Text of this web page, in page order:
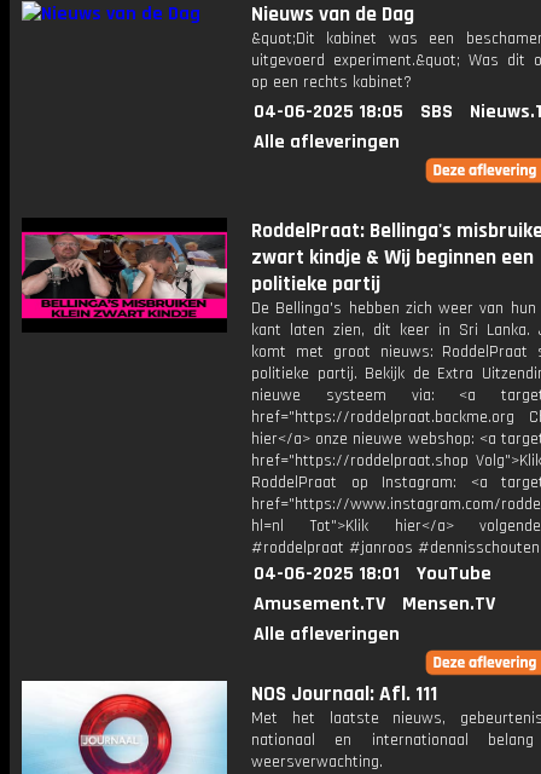
Nieuws van de Dag
&quot;Dit kabinet was een
uitgevoerd experiment.&quot; Was dit
op een rechts kabinet?
04-06-2025 18:05 SBS
Alle afleveringen
RoddelPraat: Bellinga's
zwart kindje & Wij beginnen een
politieke partij
De Bellinga's hebben zich weer van
kant laten zien, dit keer in Sri Lanka.
komt met groot nieuws: RoddelPraat
politieke partij. Bekijk de Extra
nieuwe systeem via: <a
href="https://roddelpraat.backme.org
hier</a> onze nieuwe webshop: <a
href="https://roddelpraat.shop
RoddelPraat op Instagram: <a
href="https://www.instagram.com/
hl=nl Tot">Klik hier</a>
#roddelpraat #janroos #dennisschouten
04-06-2025 18:01
YouTube
Amusement.TV
Mensen.TV
Alle afleveringen
NOS Journaal: Afl. 111
Met het laatste nieuws,
nationaal en internationaal
weersverwachting.